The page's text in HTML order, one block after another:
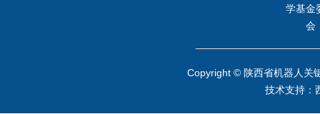
学基金
会
Copyright © 陕西省机器人关
技术支持：